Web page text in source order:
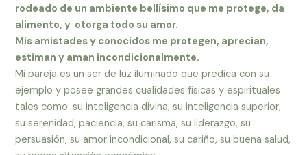
rodeado de un ambiente bellísimo que me protege, da
alimento, y otorga todo su amor.
Mis amistades y conocidos me protegen, aprecian,
estiman y aman incondicionalmente.
Mi pareja es un ser de luz iluminado que predica con su
ejemplo y posee grandes cualidades físicas y espirituales
tales como: su inteligencia divina, su inteligencia superior,
su serenidad, paciencia, su carisma, su liderazgo, su
persuasión, su amor incondicional, su cariño, su buena salud,